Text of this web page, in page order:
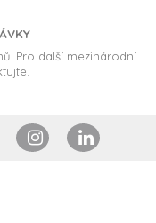
Pro další mezinárodní